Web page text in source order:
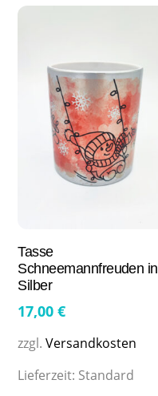
Tasse
Schneemannfreuden in
Silber
17,00€
zzgl.Versandkosten
Lieferzeit: Standard